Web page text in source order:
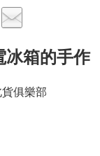
冰箱的手作
俱樂部